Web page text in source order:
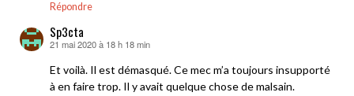
Répondre
Sp3cta
dit :
21 mai 2020 à 18 h 18 min
Et voilà. Il est démasqué. Ce mec m’a toujours insupporté
à en faire trop. Il y avait quelque chose de malsain.